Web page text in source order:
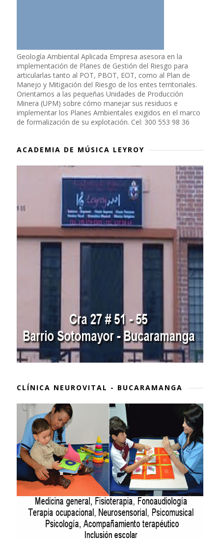
Geología Ambiental Aplicada Empresa asesora en la
implementación de Planes de Gestión del Riesgo para
articularlas tanto al POT, PBOT, EOT, como al Plan de
Manejo y Mitigación del Riesgo de los entes territoriales.
Orientamos a las pequeñas Unidades de Producción
Minera (UPM) sobre cómo manejar sus residuos e
implementar los Planes Ambientales exigidos en el marco
de formalización de su explotación. Cel: 300 553 98 36
ACADEMIA DE MÚSICA LEYROY
CLÍNICA NEUROVITAL - BUCARAMANGA